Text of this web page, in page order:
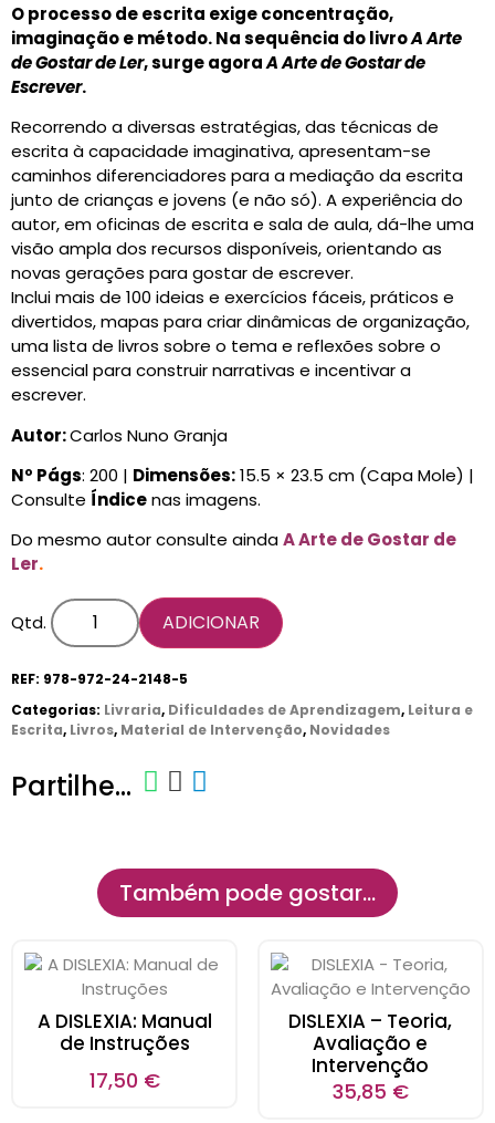
O processo de escrita exige concentração,
imaginação e método. Na sequência do livroA Arte
de Gostar de Ler, surge agoraA Arte de Gostar de
Escrever.
Recorrendo a diversas estratégias, das técnicas de
escrita à capacidade imaginativa, apresentam-se
caminhos diferenciadores para a mediação da escrita
junto de crianças e jovens (e não só). A experiência do
autor, em oficinas de escrita e sala de aula, dá-lhe uma
visão ampla dos recursos disponíveis, orientando as
novas gerações para gostar de escrever.
Inclui mais de 100 ideias e exercícios fáceis, práticos e
divertidos, mapas para criar dinâmicas de organização,
uma lista de livros sobre o tema e reflexões sobre o
essencial para construir narrativas e incentivar a
escrever.
Autor:Carlos Nuno Granja
Nº Págs: 200 | Dimensões:15.5 × 23.5 cm (Capa Mole) |
Consulte Índicenas imagens.
Do mesmo autor consulte aindaA Arte de Gostar de
Ler.
Qtd. ADICIONAR
REF: 978-972-24-2148-5
Categorias: Livraria, Dificuldades de Aprendizagem, Leitura e
Escrita, Livros, Material de Intervenção, Novidades
Partilhe...
Também pode gostar…
A DISLEXIA: Manual
de Instruções
17,50 €
DISLEXIA – Teoria,
Avaliação e
Intervenção
35,85 €